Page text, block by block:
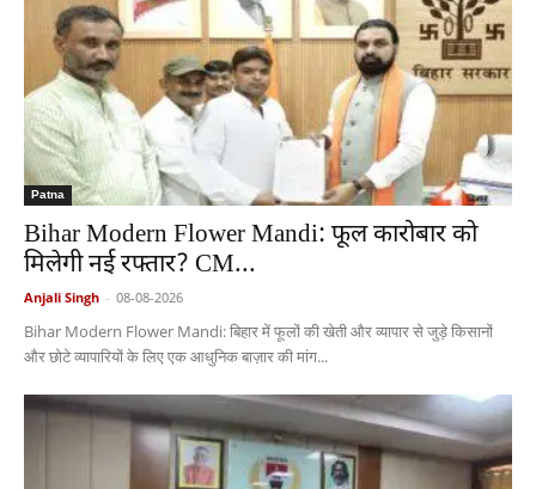
Patna
Bihar Modern Flower Mandi: फूल कारोबार को
मिलेगी नई रफ्तार? CM...
Anjali Singh - 08-08-2026
Bihar Modern Flower Mandi: बिहार में फूलों की खेती और व्यापार से जुड़े किसानों
और छोटे व्यापारियों के लिए एक आधुनिक बाज़ार की मांग...